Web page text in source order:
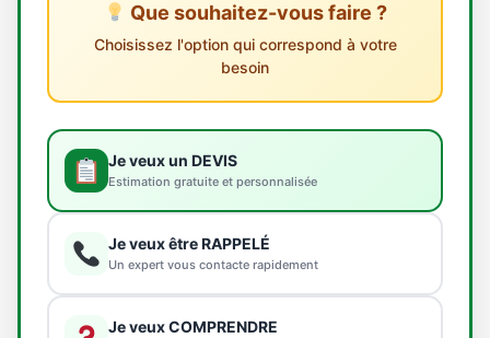
Que souhaitez-vous faire ?
Choisissez l'option qui correspond à votre
besoin
Je veux un DEVIS
Estimation gratuite et personnalisée
Je veux être RAPPELÉ
Un expert vous contacte rapidement
Je veux COMPRENDRE